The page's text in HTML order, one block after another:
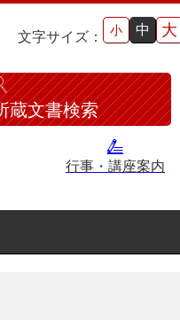
文字サイズ： 小 中 大
蔵文書検索
行事・講座案内